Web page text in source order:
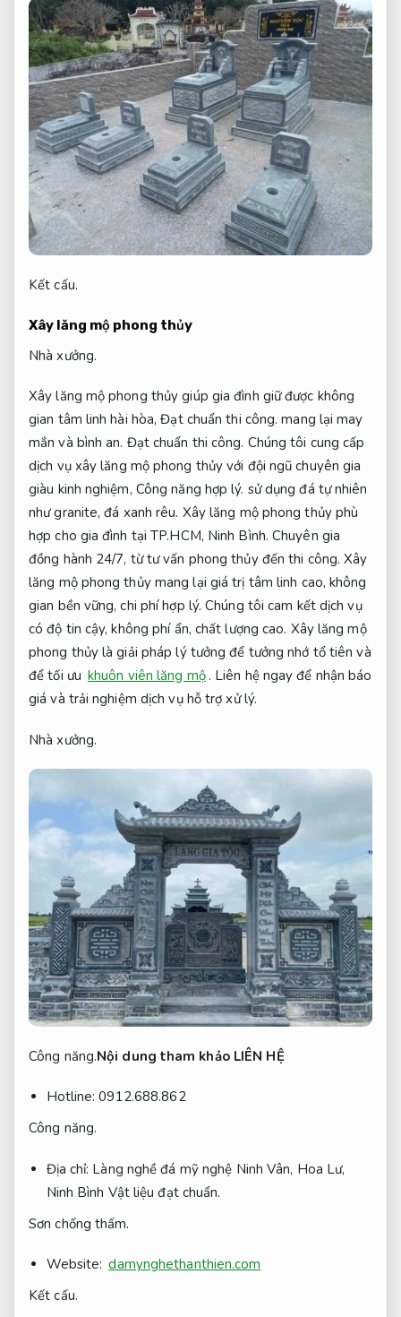
Kết cấu.
Xây lăng mộ phong thủy
Nhà xưởng.
Xây lăng mộ phong thủy giúp gia đình giữ được không
gian tâm linh hài hòa,Đạt chuẩn thi công. mang lại may
mắn và bình an. Đạt chuẩn thi công. Chúng tôi cung cấp
dịch vụ xây lăng mộ phong thủy với đội ngũ chuyên gia
giàu kinh nghiệm, Công năng hợp lý. sử dụng đá tự nhiên
như granite, đá xanh rêu. Xây lăng mộ phong thủy phù
hợp cho gia đình tại TP.HCM, Ninh Bình. Chuyên gia
đồng hành 24/7, từ tư vấn phong thủy đến thi công. Xây
lăng mộ phong thủy mang lại giá trị tâm linh cao, không
gian bền vững, chi phí hợp lý. Chúng tôi cam kết dịch vụ
có độ tin cậy, không phí ẩn, chất lượng cao. Xây lăng mộ
phong thủy là giải pháp lý tưởng để tưởng nhớ tổ tiên và
để tối ưu khuôn viên lăng mộ . Liên hệ ngay để nhận báo
giá và trải nghiệm dịch vụ hỗ trợ xử lý.
Nhà xưởng.
Công năng.Nội dung tham khảo LIÊN HỆ
Hotline: 0912.688.862
Công năng.
Địa chỉ: Làng nghề đá mỹ nghệ Ninh Vân, Hoa Lư,
Ninh Bình Vật liệu đạt chuẩn.
Sơn chống thấm.
Website: damynghethanthien.com
Kết cấu.